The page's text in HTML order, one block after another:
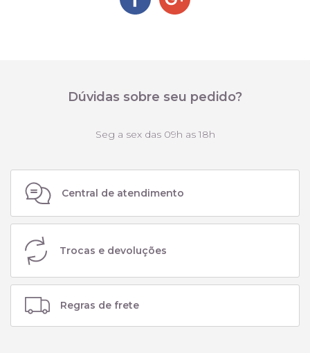
Dúvidas sobre seu pedido?
Seg a sex das 09h as 18h
Central de atendimento
Trocas e devoluções
Regras de frete